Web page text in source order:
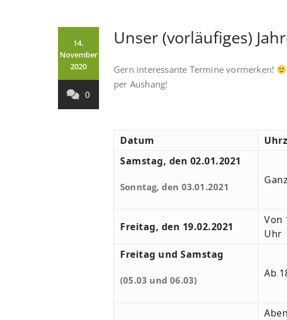
14.
November
2020
0
Unser (vorläufiges)
Gern interessante Termine vormerken!
per Aushang!
Datum
Samstag, den 02.01.2021
Sonntag, den 03.01.2021
Freitag, den 19.02.2021
Von
Uhr
Freitag und Samstag
(05.03 und 06.03)
Ab